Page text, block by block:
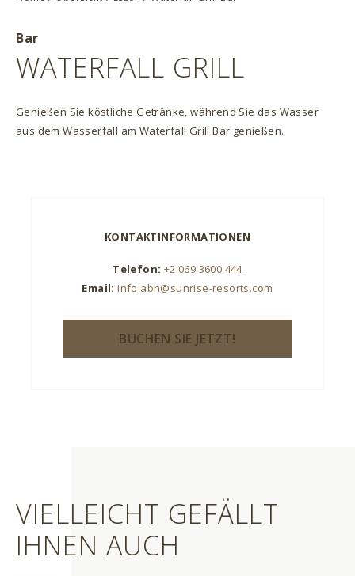
Bar
WATERFALL GRILL
Genießen Sie köstliche Getränke, während Sie das Wasser
aus dem Wasserfall am Waterfall Grill Bar genießen.
KONTAKTINFORMATIONEN
Telefon: +2 069 3600 444
Email: info.abh@sunrise-resorts.com
BUCHEN SIE JETZT!
VIELLEICHT GEFÄLLT
IHNEN AUCH